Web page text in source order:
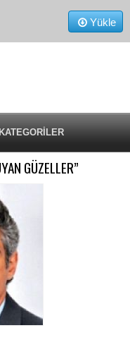
Yükle
KATEGORİLER
GÜZELLER”